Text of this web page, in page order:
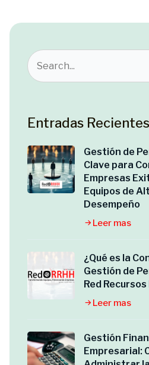
Entradas Recientes
Gestión de
Clave para
Empresas
Equipos de
Desempeño
Leer mas
¿Qué es la
Gestión de
Red
Leer mas
Gestión
Empresarial: